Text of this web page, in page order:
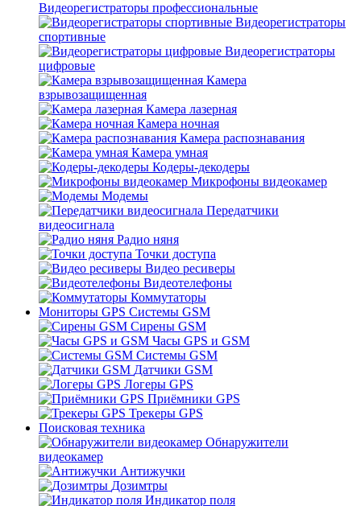
Видеорегистраторы профессиональные
Видеорегистраторы
спортивные
Видеорегистраторы
цифровые
Камера
взрывозащищенная
Камера лазерная
Камера ночная
Камера распознавания
Камера умная
Кодеры-декодеры
Микрофоны видеокамер
Модемы
Передатчики
видеосигнала
Радио няня
Точки доступа
Видео ресиверы
Видеотелефоны
Коммутаторы
Мониторы GPS Системы GSM
Сирены GSM
Часы GPS и GSM
Системы GSM
Датчики GSM
Логеры GPS
Приёмники GPS
Трекеры GPS
Поисковая техника
Обнаружители
видеокамер
Антижучки
Дозимтры
Индикатор поля